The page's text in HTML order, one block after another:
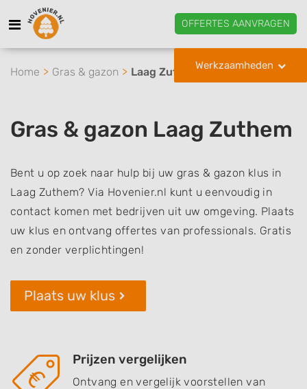
OFFERTES AANVRAGEN
Werkzaamheden
Home Gras & gazon Laag Zuthem
Gras & gazon Laag Zuthem
Bent u op zoek naar hulp bij uw gras & gazon klus in
Laag Zuthem? Via Hovenier.nl kunt u eenvoudig in
contact komen met bedrijven uit uw omgeving. Plaats
uw klus en ontvang offertes van professionals. Gratis
en zonder verplichtingen!
Plaats uw klus
Prijzen vergelijken
Ontvang en vergelijk voorstellen van